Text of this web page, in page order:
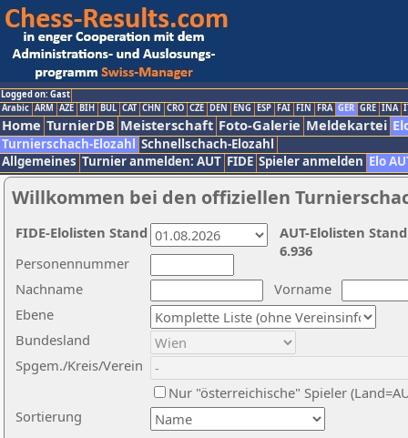
Logged on: Gast
Arabic ARM AZE BIH BUL CAT CHN CRO CZE DEN ENG ESP FAI FIN FRA GER GRE INA
Home TurnierDB Meisterschaft Foto-Galerie Meldekartei
Turnierschach-Elozahl Schnellschach-Elozahl
Allgemeines Turnier anmelden: AUT FIDE Spieler anmelden Elo
Willkommen bei den offiziellen
Nachname
Vorname
Ebene
Sortierung
Personennummer
Bundesland
Spgem./Kreis/Verein
Nur "österreichische" Spieler
AUT-Elolisten
6.936
FIDE-Elolisten Stand